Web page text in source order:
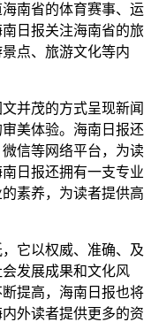
南省的体育赛事、运
日报关注海南省的旅
点、旅游文化等内
并茂的方式呈现新闻
美体验。海南日报还
信等网络平台，为读
日报还拥有一支专业
素养，为读者提供高
它以权威、准确、及
发展成果和文化风
提高，海南日报也将
外读者提供更多的资